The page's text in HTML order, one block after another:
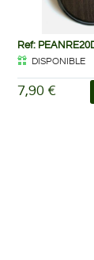
Ref:
DISPONIBLE
7,90 €